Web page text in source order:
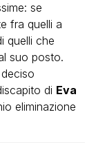
se
fra quelli a
quelli che
suo posto.
di Eva
eliminazione